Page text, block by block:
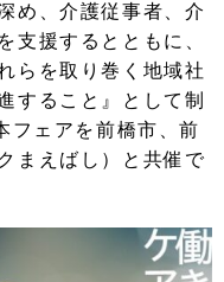
め、介護従事者、介
支援するとともに、
らを取り巻く地域社
すること』として制
フェアを前橋市、前
まえばし）と共催で